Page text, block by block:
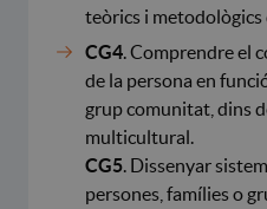
teòrics i metodològics
CG4 . Comprendre el
de la persona en
grup comunitat, dins
multicultural.
CG5 . Dissenyar
persones, famílies o